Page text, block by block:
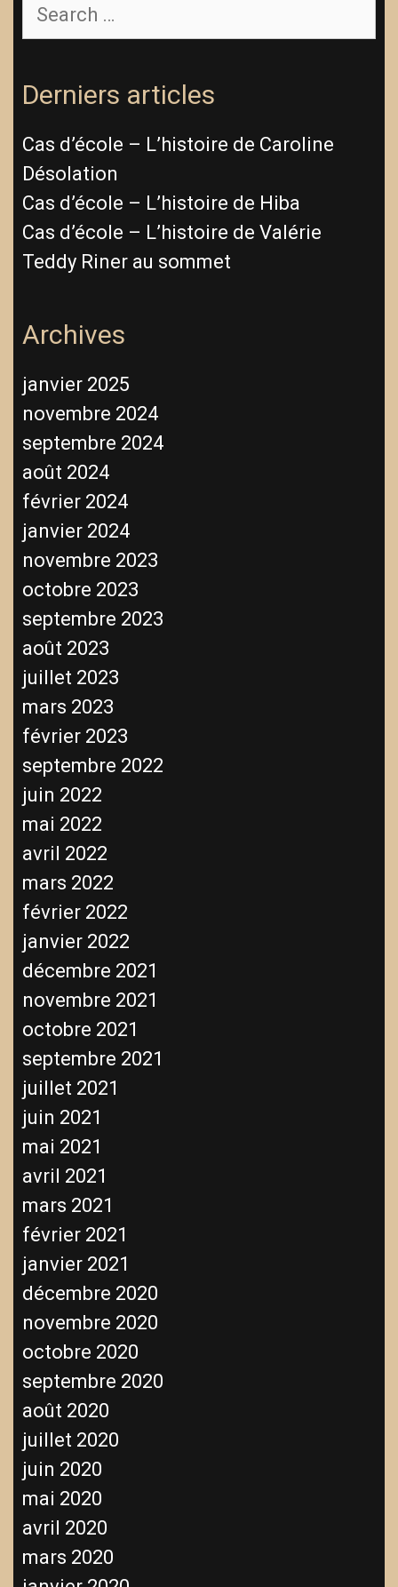
for:
Derniers articles
Cas d’école – L’histoire de Caroline
Désolation
Cas d’école – L’histoire de Hiba
Cas d’école – L’histoire de Valérie
Teddy Riner au sommet
Archives
janvier 2025
novembre 2024
septembre 2024
août 2024
février 2024
janvier 2024
novembre 2023
octobre 2023
septembre 2023
août 2023
juillet 2023
mars 2023
février 2023
septembre 2022
juin 2022
mai 2022
avril 2022
mars 2022
février 2022
janvier 2022
décembre 2021
novembre 2021
octobre 2021
septembre 2021
juillet 2021
juin 2021
mai 2021
avril 2021
mars 2021
février 2021
janvier 2021
décembre 2020
novembre 2020
octobre 2020
septembre 2020
août 2020
juillet 2020
juin 2020
mai 2020
avril 2020
mars 2020